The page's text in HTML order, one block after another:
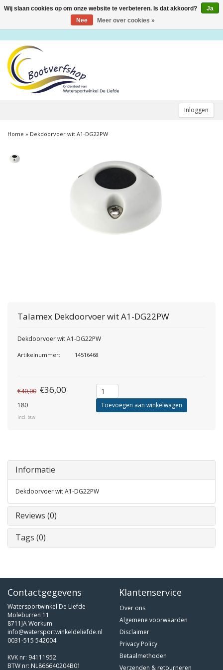
Inloggen
Toggle
Home » Dekdoorvoer wit A1-DG22PW
Talamex Dekdoorvoer wit A1-DG22PW
Dekdoorvoer wit A1-DG22PW
Artikelnummer: 14516468
€40,00 €36,00
180
Incl. btw
Toevoegen aan winkelwagen
Informatie
Dekdoorvoer wit A1-DG22PW
Reviews (0)
Tags (0)
Contactgegevens
Watersportwinkel De Liefde
Moleburren 11
8711JA Workum
info@watersportwinkeldeliefde.nl
0031-515 542004
KVK nr: 94111952
BTW nr: NL866640204B01
Klantenservice
Over ons
Algemene voorwaarden
Disclaimer
Privacy Policy
Betaalmethoden
Verzenden & retourneren
Wij slaan cookies op om onze website te verbeteren. Is dat akkoord?
Ja
Nee
Meer over cookies »